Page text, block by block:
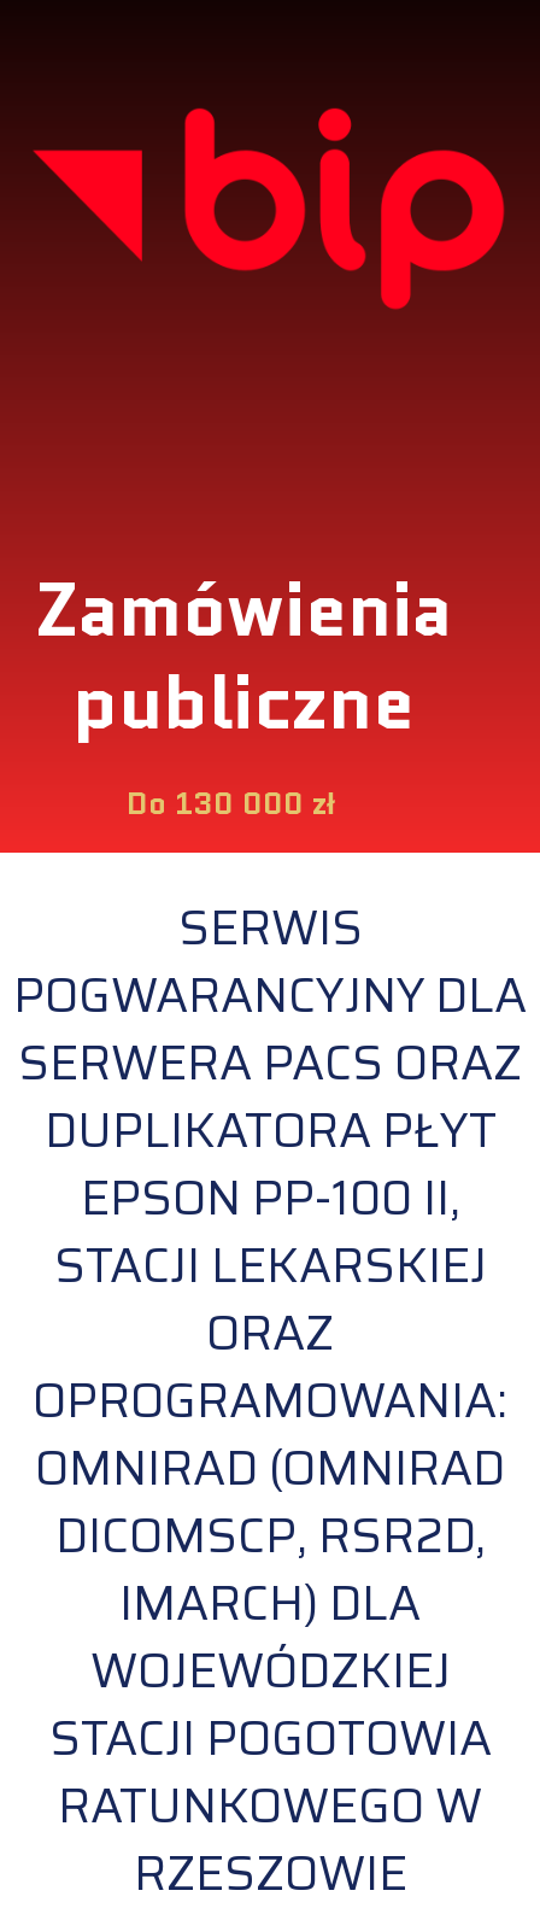
Zamówienia
publiczne
Do 130 000 zł
SERWIS
POGWARANCYJNY DLA
SERWERA PACS ORAZ
DUPLIKATORA PŁYT
EPSON PP-100 II,
STACJI LEKARSKIEJ
ORAZ
OPROGRAMOWANIA:
OMNIRAD (OMNIRAD
DICOMSCP, RSR2D,
IMARCH) DLA
WOJEWÓDZKIEJ
STACJI POGOTOWIA
RATUNKOWEGO W
RZESZOWIE